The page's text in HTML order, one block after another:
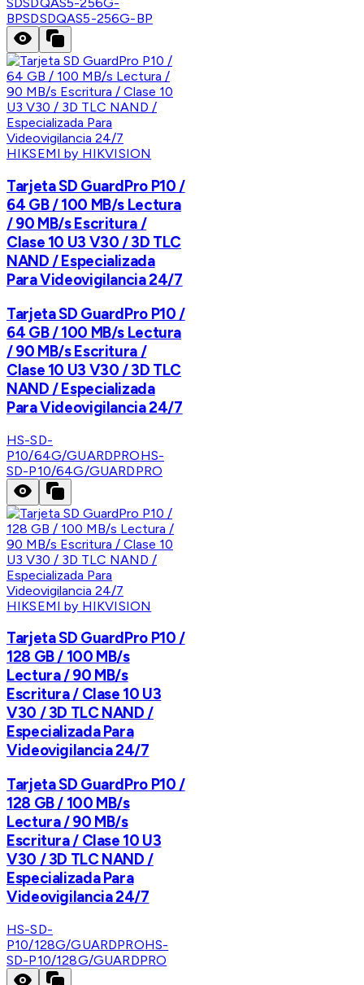
SDSDQAS5-256G-
BPSDSDQAS5-256G-BP
HIKSEMI by HIKVISION
Tarjeta SD GuardPro P10 /
64 GB / 100 MB/s Lectura
/ 90 MB/s Escritura /
Clase 10 U3 V30 / 3D TLC
NAND / Especializada
Para Videovigilancia 24/7
Tarjeta SD GuardPro P10 /
64 GB / 100 MB/s Lectura
/ 90 MB/s Escritura /
Clase 10 U3 V30 / 3D TLC
NAND / Especializada
Para Videovigilancia 24/7
HS-SD-
P10/64G/GUARDPROHS-
SD-P10/64G/GUARDPRO
HIKSEMI by HIKVISION
Tarjeta SD GuardPro P10 /
128 GB / 100 MB/s
Lectura / 90 MB/s
Escritura / Clase 10 U3
V30 / 3D TLC NAND /
Especializada Para
Videovigilancia 24/7
Tarjeta SD GuardPro P10 /
128 GB / 100 MB/s
Lectura / 90 MB/s
Escritura / Clase 10 U3
V30 / 3D TLC NAND /
Especializada Para
Videovigilancia 24/7
HS-SD-
P10/128G/GUARDPROHS-
SD-P10/128G/GUARDPRO